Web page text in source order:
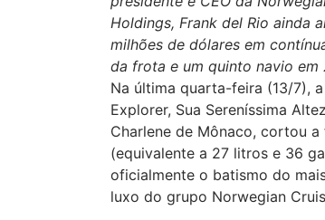
Holdings, Frank del Rio ainda
milhões de dólares em
da frota e um quinto navio em
Na última quarta-feira (13/7),
Explorer, Sua Sereníssima
Charlene de Mônaco, cortou
(equivalente a 27 litros e 36
oficialmente o batismo do
luxo do grupo Norwegian